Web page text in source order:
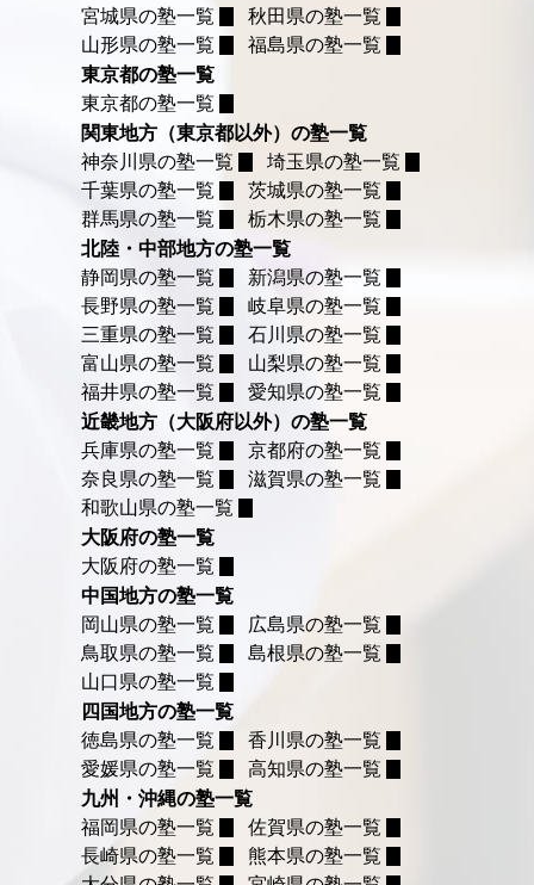
宮城県の塾一覧
秋田県の塾一覧
山形県の塾一覧
福島県の塾一覧
東京都の塾一覧
東京都の塾一覧
関東地方（東京都以外）の塾一覧
神奈川県の塾一覧
埼玉県の塾一覧
千葉県の塾一覧
茨城県の塾一覧
群馬県の塾一覧
栃木県の塾一覧
北陸・中部地方の塾一覧
静岡県の塾一覧
新潟県の塾一覧
長野県の塾一覧
岐阜県の塾一覧
三重県の塾一覧
石川県の塾一覧
富山県の塾一覧
山梨県の塾一覧
福井県の塾一覧
愛知県の塾一覧
近畿地方（大阪府以外）の塾一覧
兵庫県の塾一覧
京都府の塾一覧
奈良県の塾一覧
滋賀県の塾一覧
和歌山県の塾一覧
大阪府の塾一覧
大阪府の塾一覧
中国地方の塾一覧
岡山県の塾一覧
広島県の塾一覧
鳥取県の塾一覧
島根県の塾一覧
山口県の塾一覧
四国地方の塾一覧
徳島県の塾一覧
香川県の塾一覧
愛媛県の塾一覧
高知県の塾一覧
九州・沖縄の塾一覧
福岡県の塾一覧
佐賀県の塾一覧
長崎県の塾一覧
熊本県の塾一覧